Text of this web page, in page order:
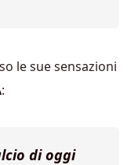
le sue sensazioni
:
di oggi